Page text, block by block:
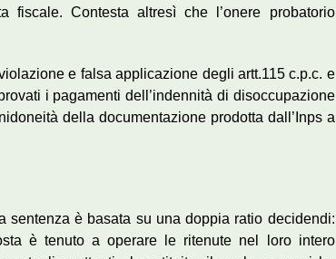
Contesta altresì che l’onere probatorio
e falsa applicazione degli artt.115 c.p.c. e
i pagamenti dell’indennità di disoccupazione
della documentazione prodotta dall’Inps a
sentenza è basata su una doppia ratio decidendi:
è tenuto a operare le ritenute nel loro intero